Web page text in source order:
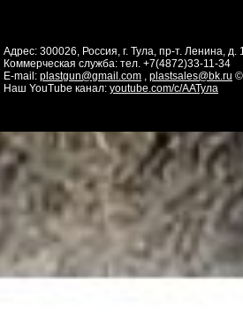
Адрес: 300026, Россия, г. Тула, пр-т. Ленина,
Коммерческая служба: тел. +7(4872)33-11-
E-mail: plastgun@gmail.com , plastsales@bk.ru
Наш YouTube канал: youtube.com/c/ААТула